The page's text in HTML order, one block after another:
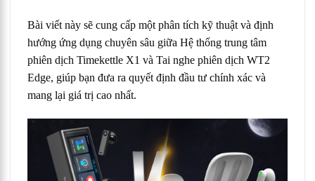
Bài viết này sẽ cung cấp một phân tích kỹ thuật và định
hướng ứng dụng chuyên sâu giữa Hệ thống trung tâm
phiên dịch Timekettle X1 và Tai nghe phiên dịch WT2
Edge, giúp bạn đưa ra quyết định đầu tư chính xác và
mang lại giá trị cao nhất.